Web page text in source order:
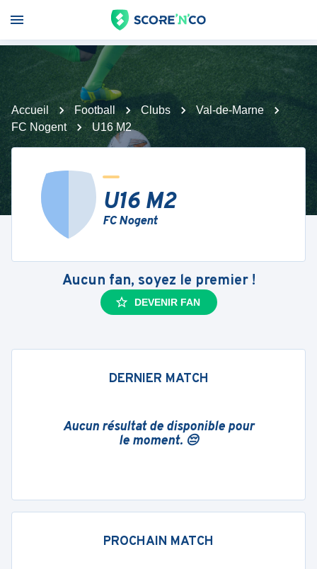
Accueil Football Clubs
Val-de-Marne
FC Nogent
U16 M2
U16 M2
FC Nogent
Aucun fan, soyez le premier !
DEVENIR FAN
DERNIER MATCH
Aucun résultat de disponible pour
le moment. 😔
PROCHAIN MATCH